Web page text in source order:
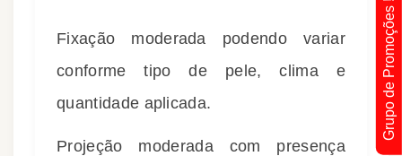
Fixação moderada podendo variar
conforme tipo de pele, clima e
quantidade aplicada.
Projeção moderada com presença
Grupo de Promoções !